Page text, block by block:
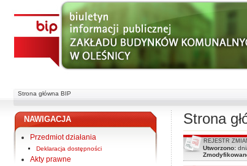
Strona główna BIP
Strona
REJESTR
Utworzono:
NAWIGACJA
Przedmiot działania
Deklaracja dostępności
Akty prawne